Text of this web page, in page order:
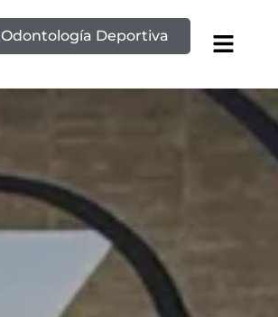
Odontología Deportiva